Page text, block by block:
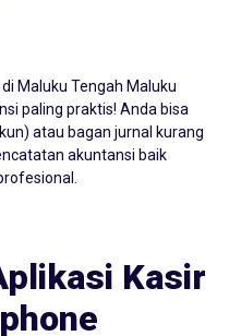
paling praktis! Anda bisa
atau bagan jurnal kurang
akuntansi baik
Kasir